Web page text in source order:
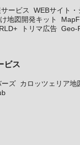
ービス
WEBサイト
地図開発キット
トリマ広告 Geo-
ビス
ズ カロッツェリア地